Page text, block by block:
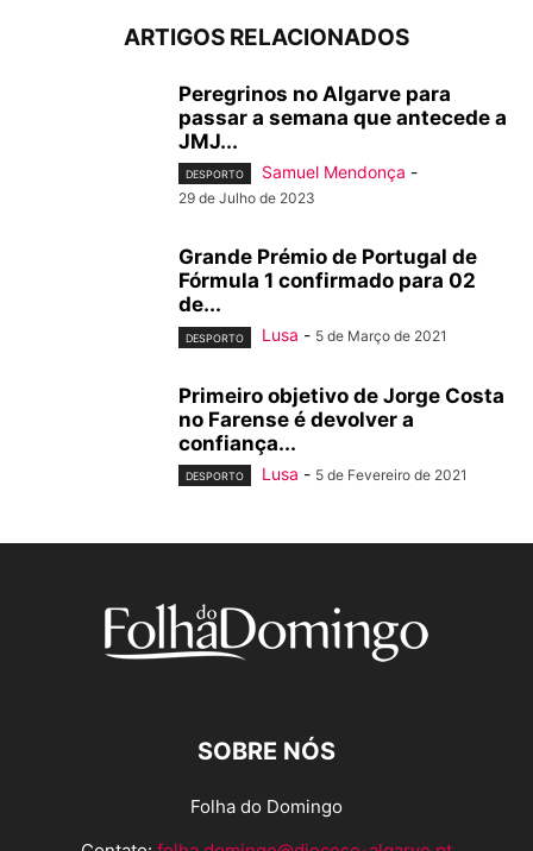
ARTIGOS RELACIONADOS
Peregrinos no Algarve para
passar a semana que antecede a
JMJ...
DESPORTO Samuel Mendonça -
29 de Julho de 2023
Grande Prémio de Portugal de
Fórmula 1 confirmado para 02
de...
DESPORTO Lusa - 5 de Março de 2021
Primeiro objetivo de Jorge Costa
no Farense é devolver a
confiança...
DESPORTO Lusa - 5 de Fevereiro de 2021
SOBRE NÓS
Folha do Domingo